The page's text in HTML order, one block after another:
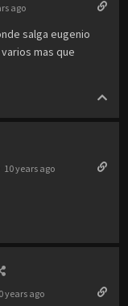
ago
salga eugenio
mas que
10 years ago
years ago